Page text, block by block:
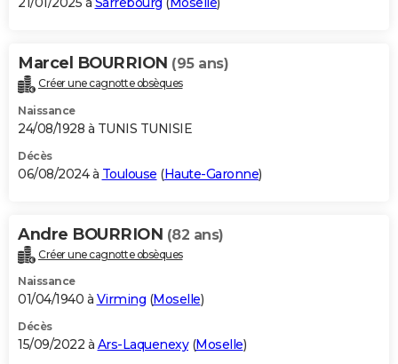
Marcel BOURRION (95 ans)
Créer une cagnotte obsèques
Naissance
24/08/1928 à TUNIS TUNISIE
Décès
06/08/2024 à Toulouse (Haute-Garonne)
Andre BOURRION (82 ans)
Créer une cagnotte obsèques
Naissance
01/04/1940 à Virming (Moselle)
Décès
15/09/2022 à Ars-Laquenexy(Moselle)